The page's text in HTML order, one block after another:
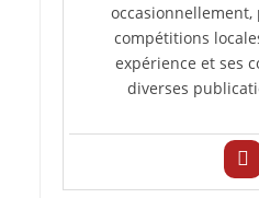
compétitions
expérience et ses
diverses